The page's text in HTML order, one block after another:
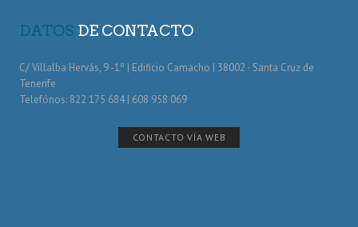
DATOS DE CONTACTO
C/ Villalba Hervás, 9 -1º | Edificio Camacho | 38002 · Santa Cruz de
Tenerife
Telefónos: 822 175 684 | 608 958 069
CONTACTO VÍA WEB